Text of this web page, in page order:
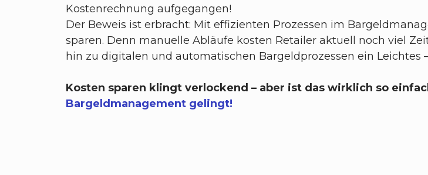
Kostenrechnung aufgegangen!
Der Beweis ist erbracht: Mit effizienten Prozessen im
sparen. Denn manuelle Abläufe kosten Retailer aktuell noch viel
hin zu digitalen und automatischen Bargeldprozessen ein Leichtes
Kosten sparen klingt verlockend – aber ist das wirklich so
Bargeldmanagement gelingt!